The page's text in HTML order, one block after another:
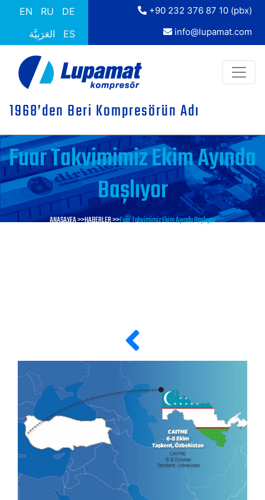
EN RU
DE
العَرَبِيَّة
ES
+90 232 376 87 10 (pbx)
info@lupamat.com
1968’den Beri Kompresörün Adı
Fuar Takvimimiz Ekim Ayında
Başlıyor
ANASAYFA >>HABERLER >>Fuar Takvimimiz Ekim Ayında Başlıyor